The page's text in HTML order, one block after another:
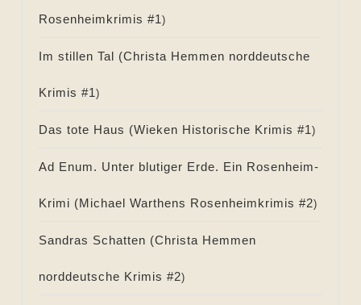
Rosenheimkrimis #1)
Im stillen Tal (Christa Hemmen norddeutsche
Krimis #1)
Das tote Haus (Wieken Historische Krimis #1)
Ad Enum. Unter blutiger Erde. Ein Rosenheim-
Krimi (Michael Warthens Rosenheimkrimis #2)
Sandras Schatten (Christa Hemmen
norddeutsche Krimis #2)